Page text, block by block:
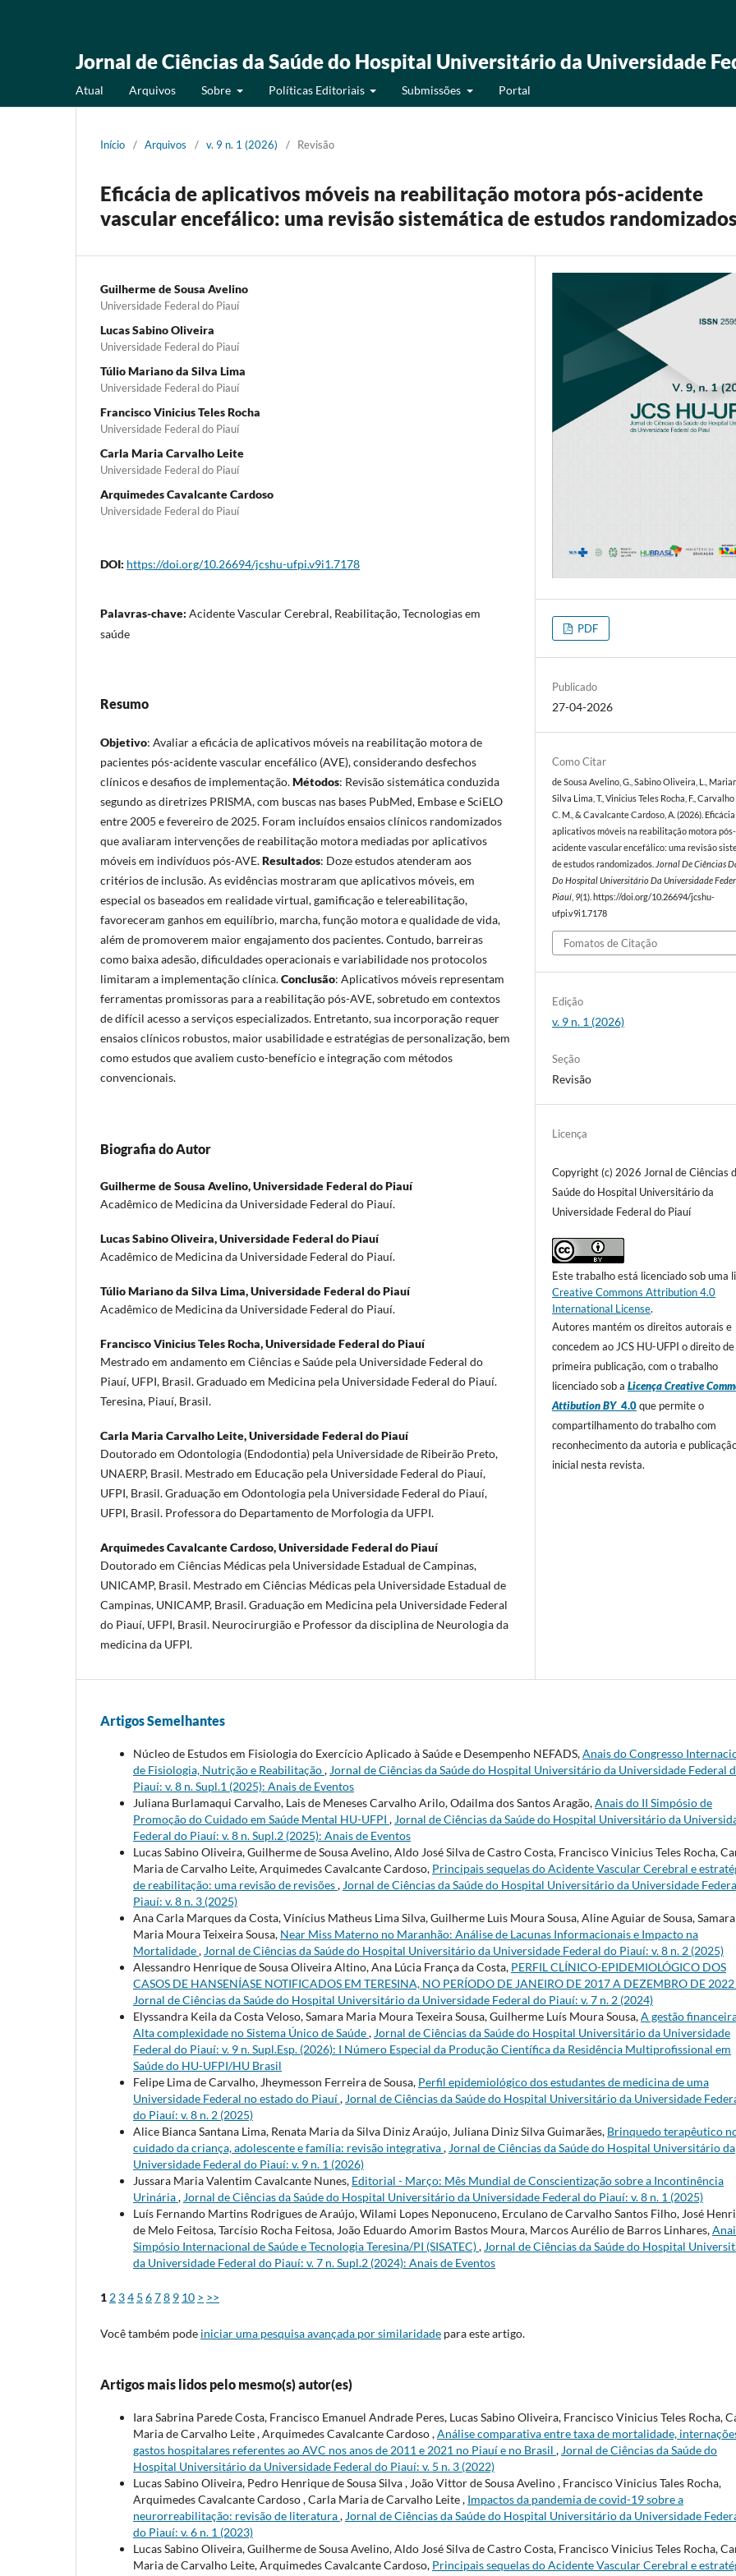
Jornal de Ciências da Saúde do Hospital Universitário da Universidade
Atual Arquivos Sobre Políticas Editoriais Submissões Portal
Início / Arquivos / v. 9 n. 1 (2026) / Revisão
Eficácia de aplicativos móveis na reabilitação motora pós-acidente
vascular encefálico: uma revisão sistemática de estudos randomizados
Guilherme de Sousa Avelino
Universidade Federal do Piauí
Lucas Sabino Oliveira
Universidade Federal do Piauí
Túlio Mariano da Silva Lima
Universidade Federal do Piauí
Francisco Vinicius Teles Rocha
Universidade Federal do Piauí
Carla Maria Carvalho Leite
Universidade Federal do Piauí
Arquimedes Cavalcante Cardoso
Universidade Federal do Piauí
DOI: https://doi.org/10.26694/jcshu-ufpi.v9i1.7178
Palavras-chave: Acidente Vascular Cerebral, Reabilitação, Tecnologias em
saúde
Resumo
Objetivo: Avaliar a eficácia de aplicativos móveis na reabilitação motora de
pacientes pós-acidente vascular encefálico (AVE), considerando desfechos
clínicos e desafios de implementação.Métodos: Revisão sistemática conduzida
segundo as diretrizes PRISMA, com buscas nas bases PubMed, Embase e SciELO
entre 2005 e fevereiro de 2025. Foram incluídos ensaios clínicos randomizados
que avaliaram intervenções de reabilitação motora mediadas por aplicativos
móveis em indivíduos pós-AVE.Resultados: Doze estudos atenderam aos
critérios de inclusão. As evidências mostraram que aplicativos móveis, em
especial os baseados em realidade virtual, gamificação e telereabilitação,
favoreceram ganhos em equilíbrio, marcha, função motora e qualidade de vida,
além de promoverem maior engajamento dos pacientes. Contudo, barreiras
como baixa adesão, dificuldades operacionais e variabilidade nos protocolos
limitaram a implementação clínica.Conclusão: Aplicativos móveis representam
ferramentas promissoras para a reabilitação pós-AVE, sobretudo em contextos
de difícil acesso a serviços especializados. Entretanto, sua incorporação requer
ensaios clínicos robustos, maior usabilidade e estratégias de personalização, bem
como estudos que avaliem custo-benefício e integração com métodos
convencionais.
Biografia do Autor
Guilherme de Sousa Avelino,Universidade Federal do Piauí
Acadêmico de Medicina da Universidade Federal do Piauí.
Lucas Sabino Oliveira,Universidade Federal do Piauí
Acadêmico de Medicina da Universidade Federal do Piauí.
Túlio Mariano da Silva Lima,Universidade Federal do Piauí
Acadêmico de Medicina da Universidade Federal do Piauí.
Francisco Vinicius Teles Rocha,Universidade Federal do Piauí
Mestrado em andamento em Ciências e Saúde pela Universidade Federal do
Piauí, UFPI, Brasil. Graduado em Medicina pela Universidade Federal do Piauí.
Teresina, Piauí, Brasil.
Carla Maria Carvalho Leite,Universidade Federal do Piauí
Doutorado em Odontologia (Endodontia) pela Universidade de Ribeirão Preto,
UNAERP, Brasil. Mestrado em Educação pela Universidade Federal do Piauí,
UFPI, Brasil. Graduação em Odontologia pela Universidade Federal do Piauí,
UFPI, Brasil. Professora do Departamento de Morfologia da UFPI.
Arquimedes Cavalcante Cardoso,Universidade Federal do Piauí
Doutorado em Ciências Médicas pela Universidade Estadual de Campinas,
UNICAMP, Brasil. Mestrado em Ciências Médicas pela Universidade Estadual de
Campinas, UNICAMP, Brasil. Graduação em Medicina pela Universidade Federal
do Piauí, UFPI, Brasil. Neurocirurgião e Professor da disciplina de Neurologia da
medicina da UFPI.
PDF
Publicado
27-04-2026
Como Citar
de Sousa Avelino, G., Sabino Oliveira, L.,
Silva Lima, T., Vinicius Teles Rocha, F., Carvalho
C. M., & Cavalcante Cardoso, A. (2026).
aplicativos móveis na reabilitação motora pós-
acidente vascular encefálico: uma revisão
de estudos randomizados. Jornal De Ciências
Do Hospital Universitário Da Universidade
Piauí 9(1). https://doi.org/10.26694/jcshu-
ufpi.v9i1.7178
Fomatos de Citação
Edição
v. 9 n. 1 (2026)
Seção
Revisão
Licença
Copyright (c) 2026 Jornal de Ciências
Saúde do Hospital Universitário da
Universidade Federal do Piauí
Este trabalho está licenciado sob uma
Creative Commons Attribution 4.0
International License.
Autores mantém os direitos autorais e
concedem ao JCS HU-UFPI o direito de
primeira publicação, com o trabalho
licenciado sob aLicença Creative
Attibution BY4.0que permite o
compartilhamento do trabalho com
reconhecimento da autoria e
inicial nesta revista.
Artigos Semelhantes
Núcleo de Estudos em Fisiologia do Exercício Aplicado à Saúde e Desempenho NEFADS,Anais do Congresso
de Fisiologia, Nutrição e Reabilitação, Jornal de Ciências da Saúde do Hospital Universitário da Universidade Federal
Piauí: v. 8 n. Supl.1 (2025): Anais de Eventos
Juliana Burlamaqui Carvalho, Lais de Meneses Carvalho Arilo, Odailma dos Santos Aragão,Anais do II Simpósio de
Promoção do Cuidado em Saúde Mental HU-UFPI , Jornal de Ciências da Saúde do Hospital Universitário da
Federal do Piauí: v. 8 n. Supl.2 (2025): Anais de Eventos
Lucas Sabino Oliveira, Guilherme de Sousa Avelino, Aldo José Silva de Castro Costa, Francisco Vinicius Teles Rocha,
Maria de Carvalho Leite, Arquimedes Cavalcante Cardoso, Principais sequelas do Acidente Vascular Cerebral e
de reabilitação: uma revisão de revisões, Jornal de Ciências da Saúde do Hospital Universitário da Universidade
Piauí: v. 8 n. 3 (2025)
Ana Carla Marques da Costa, Vinícius Matheus Lima Silva, Guilherme Luìs Moura Sousa, Aline Aguiar de Sousa, Samara
Maria Moura Teixeira Sousa, Near Miss Materno no Maranhão: Análise de Lacunas Informacionais e Impacto na
Mortalidade, Jornal de Ciências da Saúde do Hospital Universitário da Universidade Federal do Piauí: v. 8 n. 2 (2025)
Alessandro Henrique de Sousa Oliveira Altino, Ana Lúcia França da Costa, PERFIL CLÍNICO-EPIDEMIOLÓGICO DOS
CASOS DE HANSENÍASE NOTIFICADOS EM TERESINA, NO PERÍODO DE JANEIRO DE 2017 A DEZEMBRO DE 2022
Jornal de Ciências da Saúde do Hospital Universitário da Universidade Federal do Piauí: v. 7 n. 2 (2024)
Elyssandra Keila da Costa Veloso, Samara Maria Moura Texeira Sousa, Guilherme Luís Moura Sousa,A gestão
Alta complexidade no Sistema Único de Saúde, Jornal de Ciências da Saúde do Hospital Universitário da Universidade
Federal do Piauí: v. 9 n. Supl.Esp. (2026): I Número Especial da Produção Científica da Residência Multiprofissional em
Saúde do HU-UFPI/HU Brasil
Felipe Lima de Carvalho, Jheymesson Ferreira de Sousa, Perfil epidemiológico dos estudantes de medicina de uma
Universidade Federal no estado do Piauí, Jornal de Ciências da Saúde do Hospital Universitário da Universidade
do Piauí: v. 8 n. 2 (2025)
Alice Bianca Santana Lima, Renata Maria da Silva Diniz Araújo, Juliana Diniz Silva Guimarães, Brinquedo terapêutico
cuidado da criança, adolescente e família: revisão integrativa, Jornal de Ciências da Saúde do Hospital Universitário da
Universidade Federal do Piauí: v. 9 n. 1 (2026)
Jussara Maria Valentim Cavalcante Nunes, Editorial - Março: Mês Mundial de Conscientização sobre a Incontinência
Urinária, Jornal de Ciências da Saúde do Hospital Universitário da Universidade Federal do Piauí: v. 8 n. 1 (2025)
Luís Fernando Martins Rodrigues de Araújo, Wilami Lopes Neponuceno, Erculano de Carvalho Santos Filho, José
de Melo Feitosa, Tarcísio Rocha Feitosa, João Eduardo Amorim Bastos Moura, Marcos Aurélio de Barros Linhares,
Simpósio Internacional de Saúde e Tecnologia Teresina/PI (SISATEC), Jornal de Ciências da Saúde do Hospital
da Universidade Federal do Piauí: v. 7 n. Supl.2 (2024): Anais de Eventos
1 2 34 5 678 9 10 > >>
Você também pode iniciar uma pesquisa avançada por similaridade para este artigo.
Artigos mais lidos pelo mesmo(s) autor(es)
Iara Sabrina Parede Costa, Francisco Emanuel Andrade Peres, Lucas Sabino Oliveira, Francisco Vinicius Teles Rocha,
Maria de Carvalho Leite , Arquimedes Cavalcante Cardoso ,Análise comparativa entre taxa de mortalidade,
gastos hospitalares referentes ao AVC nos anos de 2011 e 2021 no Piauí e no Brasil , Jornal de Ciências da Saúde do
Hospital Universitário da Universidade Federal do Piauí: v. 5 n. 3 (2022)
Lucas Sabino Oliveira, Pedro Henrique de Sousa Silva , João Vittor de Sousa Avelino , Francisco Vinicius Tales Rocha,
Arquimedes Cavalcante Cardoso , Carla Maria de Carvalho Leite , Impactos da pandemia de covid-19 sobre a
neurorreabilitação: revisão de literatura, Jornal de Ciências da Saúde do Hospital Universitário da Universidade
do Piauí: v. 6 n. 1 (2023)
Lucas Sabino Oliveira, Guilherme de Sousa Avelino, Aldo José Silva de Castro Costa, Francisco Vinicius Teles Rocha,
Maria de Carvalho Leite, Arquimedes Cavalcante Cardoso, Principais sequelas do Acidente Vascular Cerebral e